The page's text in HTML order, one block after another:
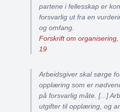
partene i fellesskap er
forsvarlig ut fra en
og omfang.
Forskrift om
19
Arbeidsgiver skal sørge
opplæring som er
på forsvarlig måte. [...]
utgifter til opplæring, og